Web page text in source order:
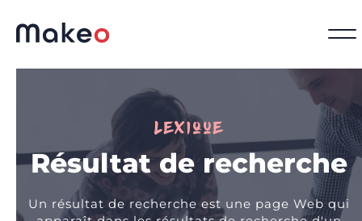
Lexique
Résultat de recherche
Un résultat de recherche est une page Web qui